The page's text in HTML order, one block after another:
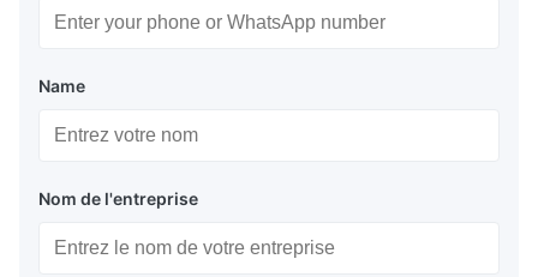
Name
Nom de l'entreprise